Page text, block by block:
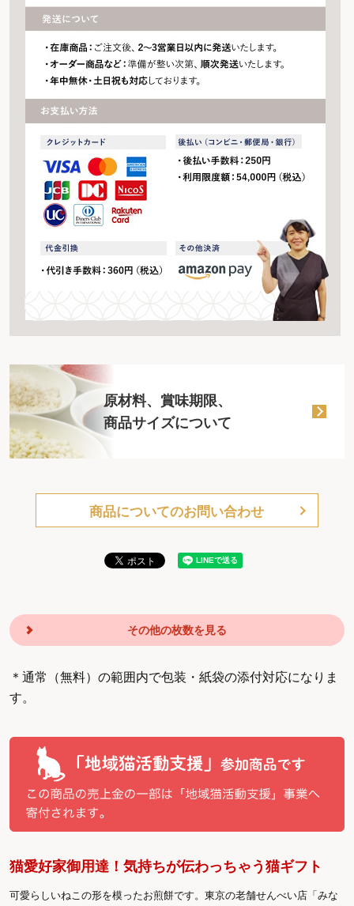
原材料、賞味期限、
商品サイズについて
商品についてのお問い合わせ
その他の枚数を見る
＊通常（無料）の範囲内で包装・紙袋の添付対応になりま
す。
猫愛好家御用達！気持ちが伝わっちゃう猫ギフト
可愛らしいねこの形を模ったお煎餅です。東京の老舗せんべい店「みな